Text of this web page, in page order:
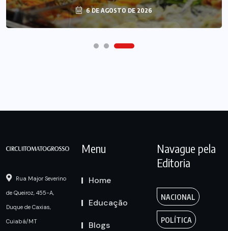
6 DE AGOSTO DE 2026
Rua Major Severino
de Queiroz, 455-A,
Duque de Caxias,
Cuiabá/MT
Menu
Home
Educação
Blogs
Navague pela
Editoria
NACIONAL
POLÍTICA